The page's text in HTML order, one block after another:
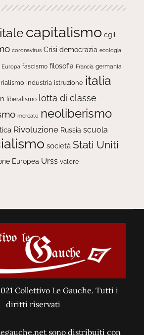
capitalismo cgil
coronavirus Crisi democrazia ecologia
Europa fascismo filosofia Francia germania
industria istruzione italia
liberalismo lotta di classe
mercato neoliberismo
Rivoluzione Russia scuola
società Stati Uniti
Europea Urss valore
Collettivo Le Gauche. Tutti i
diritti riservati
sono distribuiti con